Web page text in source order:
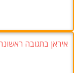
איראן בתגובה